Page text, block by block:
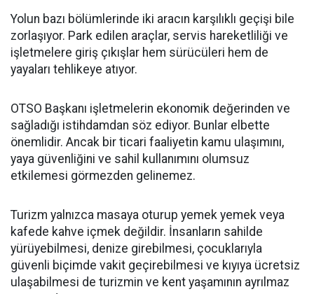
Yolun bazı bölümlerinde iki aracın karşılıklı geçişi bile
zorlaşıyor. Park edilen araçlar, servis hareketliliği ve
işletmelere giriş çıkışlar hem sürücüleri hem de
yayaları tehlikeye atıyor.
OTSO Başkanı işletmelerin ekonomik değerinden ve
sağladığı istihdamdan söz ediyor. Bunlar elbette
önemlidir. Ancak bir ticari faaliyetin kamu ulaşımını,
yaya güvenliğini ve sahil kullanımını olumsuz
etkilemesi görmezden gelinemez.
Turizm yalnızca masaya oturup yemek yemek veya
kafede kahve içmek değildir. İnsanların sahilde
yürüyebilmesi, denize girebilmesi, çocuklarıyla
güvenli biçimde vakit geçirebilmesi ve kıyıya ücretsiz
ulaşabilmesi de turizmin ve kent yaşamının ayrılmaz